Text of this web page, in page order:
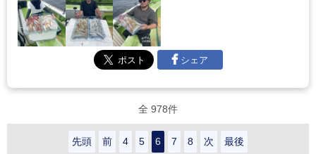
シェア
全 978件
先頭 前 4 5 6 7 8 次 最後